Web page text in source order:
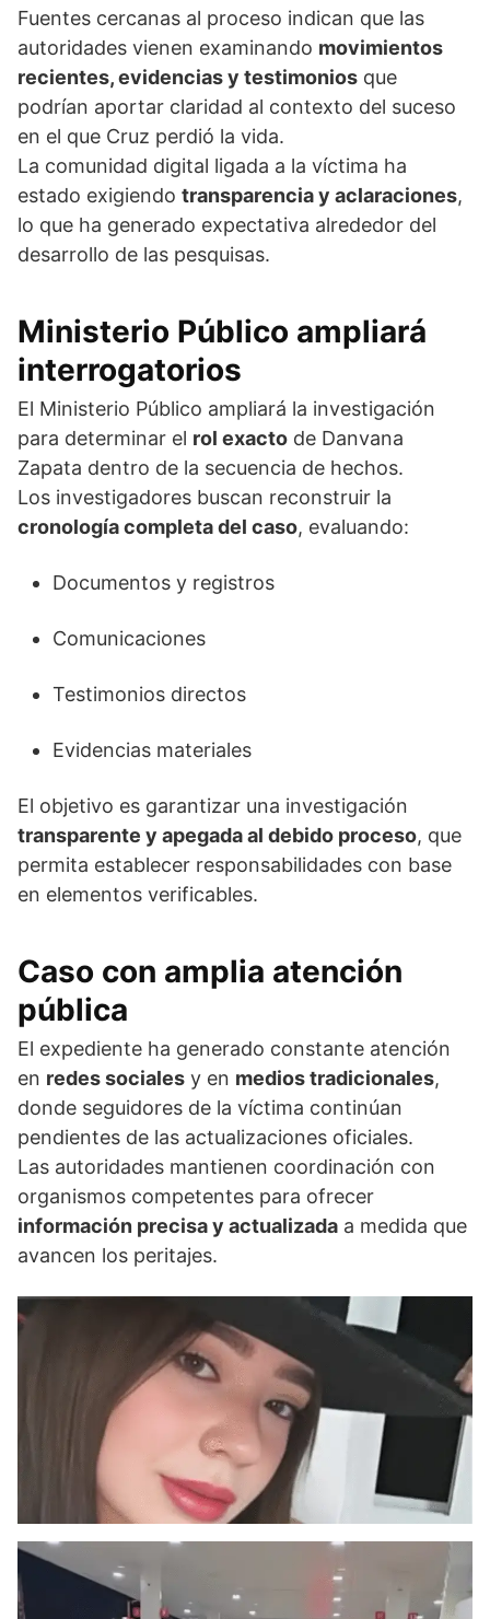
Fuentes cercanas al proceso indican que las
autoridades vienen examinando movimientos
recientes, evidencias y testimonios que
podrían aportar claridad al contexto del suceso
en el que Cruz perdió la vida.
La comunidad digital ligada a la víctima ha
estado exigiendo transparencia y aclaraciones,
lo que ha generado expectativa alrededor del
desarrollo de las pesquisas.
Ministerio Público ampliará
interrogatorios
El Ministerio Público ampliará la investigación
para determinar el rol exacto de Danvana
Zapata dentro de la secuencia de hechos.
Los investigadores buscan reconstruir la
cronología completa del caso, evaluando:
Documentos y registros
Comunicaciones
Testimonios directos
Evidencias materiales
El objetivo es garantizar una investigación
transparente y apegada al debido proceso, que
permita establecer responsabilidades con base
en elementos verificables.
Caso con amplia atención
pública
El expediente ha generado constante atención
en redes sociales y en medios tradicionales,
donde seguidores de la víctima continúan
pendientes de las actualizaciones oficiales.
Las autoridades mantienen coordinación con
organismos competentes para ofrecer
información precisa y actualizada a medida que
avancen los peritajes.